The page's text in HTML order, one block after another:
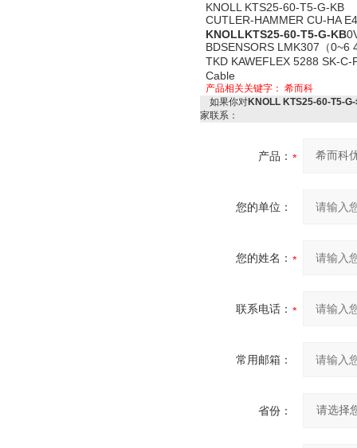
KNOLL KTS25-60-T5-G-KB
CUTLER-HAMMER CU-HA
KNOLLKTS25-60-T5-G-KB
BDSENSORS LMK307（
TKD KAWEFLEX 5288 SK-
Cable
产品相关关键字： 希而科
如果你对KNOLL KTS25-60-T5-
家联系：
产品：
您的单位：
您的姓名：
联系电话：
常用邮箱：
省份：